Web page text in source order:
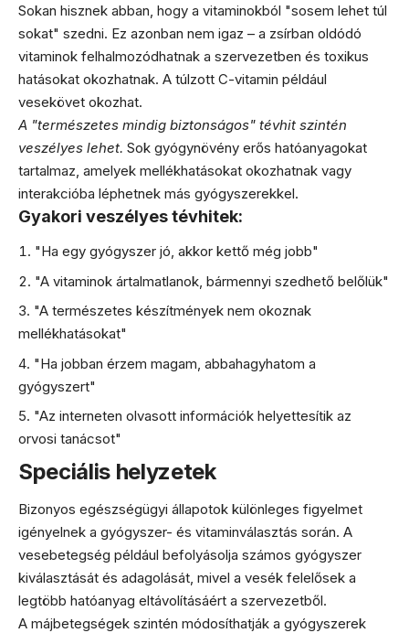
Sokan hisznek abban, hogy a vitaminokból "sosem lehet túl
sokat" szedni. Ez azonban nem igaz – a zsírban oldódó
vitaminok felhalmozódhatnak a szervezetben és toxikus
hatásokat okozhatnak. A túlzott C-vitamin például
vesekövet okozhat.
A "természetes mindig biztonságos" tévhit szintén
veszélyes lehet. Sok gyógynövény erős hatóanyagokat
tartalmaz, amelyek mellékhatásokat okozhatnak vagy
interakcióba léphetnek más gyógyszerekkel.
Gyakori veszélyes tévhitek:
"Ha egy gyógyszer jó, akkor kettő még jobb"
"A vitaminok ártalmatlanok, bármennyi szedhető belőlük"
"A természetes készítmények nem okoznak
mellékhatásokat"
"Ha jobban érzem magam, abbahagyhatom a
gyógyszert"
"Az interneten olvasott információk helyettesítik az
orvosi tanácsot"
Speciális helyzetek
Bizonyos egészségügyi állapotok különleges figyelmet
igényelnek a gyógyszer- és vitaminválasztás során. A
vesebetegség például befolyásolja számos gyógyszer
kiválasztását és adagolását, mivel a vesék felelősek a
legtöbb hatóanyag eltávolításáért a szervezetből.
A májbetegségek szintén módosíthatják a gyógyszerek